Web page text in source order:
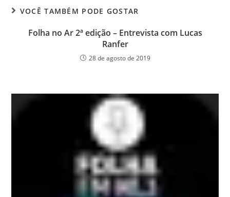
VOCÊ TAMBÉM PODE GOSTAR
Folha no Ar 2ª edição – Entrevista com Lucas
Ranfer
28 de agosto de 2019